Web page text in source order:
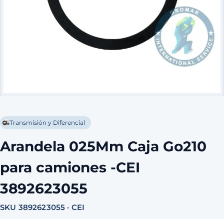
Transmisión y Diferencial
Arandela 025Mm Caja Go210
para camiones -CEI
3892623055
SKU 3892623055 · CEI